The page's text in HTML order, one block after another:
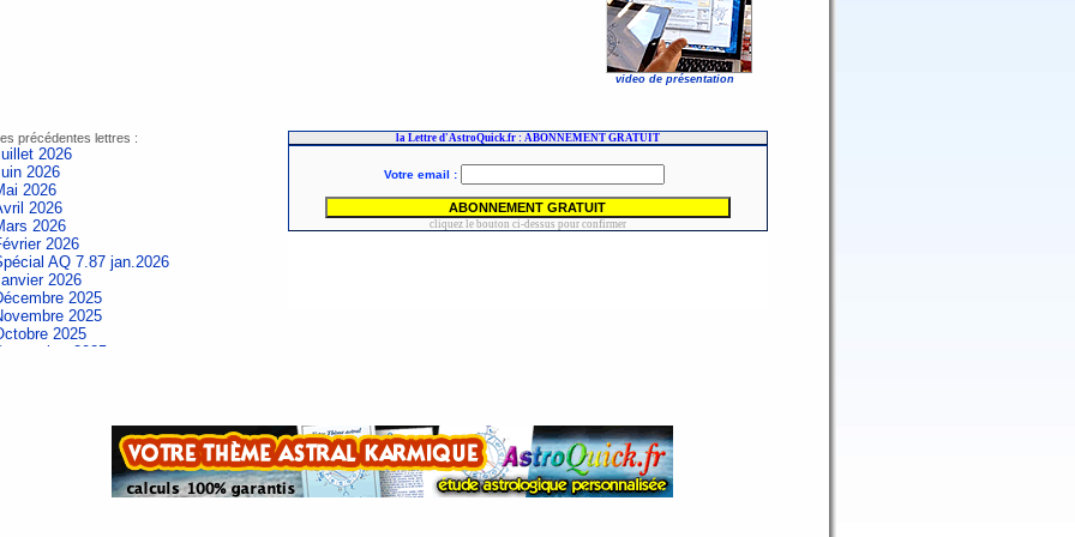
video de présentation
précédentes lettres :
2026
2026
2026
2026
2026
2026
AQ 7.87 jan.2026
2026
2025
2025
2025
2025
Spécial AQ 7.84 jan.2025